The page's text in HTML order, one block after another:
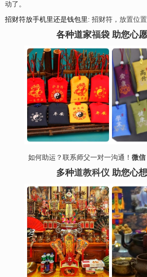
动了。
招财符放手机里还是钱包里: 招财符， 放置位置
各种道家福袋 助您心
如何助运？联系师父一对一沟通！ 微
多种道教科仪助您心